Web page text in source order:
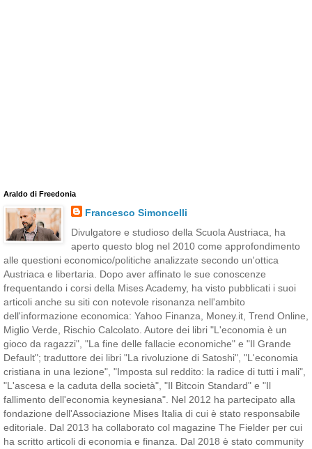
Araldo di Freedonia
Francesco Simoncelli
Divulgatore e studioso della Scuola Austriaca, ha
aperto questo blog nel 2010 come approfondimento
alle questioni economico/politiche analizzate secondo un'ottica
Austriaca e libertaria. Dopo aver affinato le sue conoscenze
frequentando i corsi della Mises Academy, ha visto pubblicati i suoi
articoli anche su siti con notevole risonanza nell'ambito
dell'informazione economica: Yahoo Finanza, Money.it, Trend Online,
Miglio Verde, Rischio Calcolato. Autore dei libri "L'economia è un
gioco da ragazzi", "La fine delle fallacie economiche" e "Il Grande
Default"; traduttore dei libri "La rivoluzione di Satoshi", "L'economia
cristiana in una lezione", "Imposta sul reddito: la radice di tutti i mali",
"L'ascesa e la caduta della società", "Il Bitcoin Standard" e "Il
fallimento dell'economia keynesiana". Nel 2012 ha partecipato alla
fondazione dell'Associazione Mises Italia di cui è stato responsabile
editoriale. Dal 2013 ha collaborato col magazine The Fielder per cui
ha scritto articoli di economia e finanza. Dal 2018 è stato community